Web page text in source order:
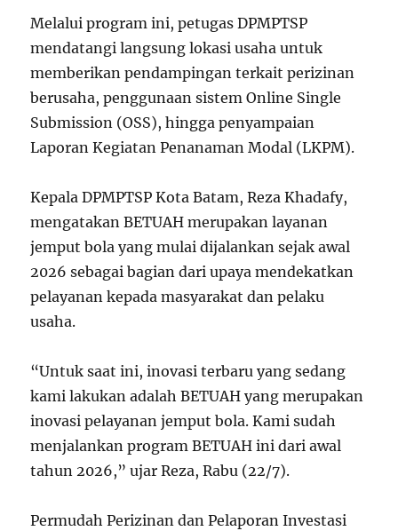
Melalui program ini, petugas DPMPTSP
mendatangi langsung lokasi usaha untuk
memberikan pendampingan terkait perizinan
berusaha, penggunaan sistem Online Single
Submission (OSS), hingga penyampaian
Laporan Kegiatan Penanaman Modal (LKPM).
Kepala DPMPTSP Kota Batam, Reza Khadafy,
mengatakan BETUAH merupakan layanan
jemput bola yang mulai dijalankan sejak awal
2026 sebagai bagian dari upaya mendekatkan
pelayanan kepada masyarakat dan pelaku
usaha.
“Untuk saat ini, inovasi terbaru yang sedang
kami lakukan adalah BETUAH yang merupakan
inovasi pelayanan jemput bola. Kami sudah
menjalankan program BETUAH ini dari awal
tahun 2026,” ujar Reza, Rabu (22/7).
Permudah Perizinan dan Pelaporan Investasi